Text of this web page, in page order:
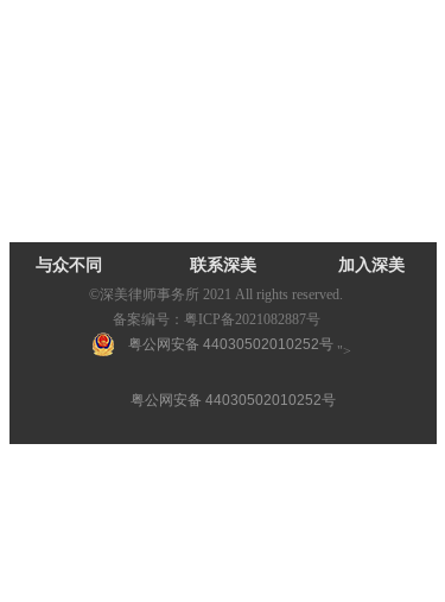
与众不同 加入深美
联系深美
©深美律师事务所 2021 All rights reserved.
备案编号：粤ICP备2021082887号
粤公网安备 44030502010252号 ">
粤公网安备 44030502010252号